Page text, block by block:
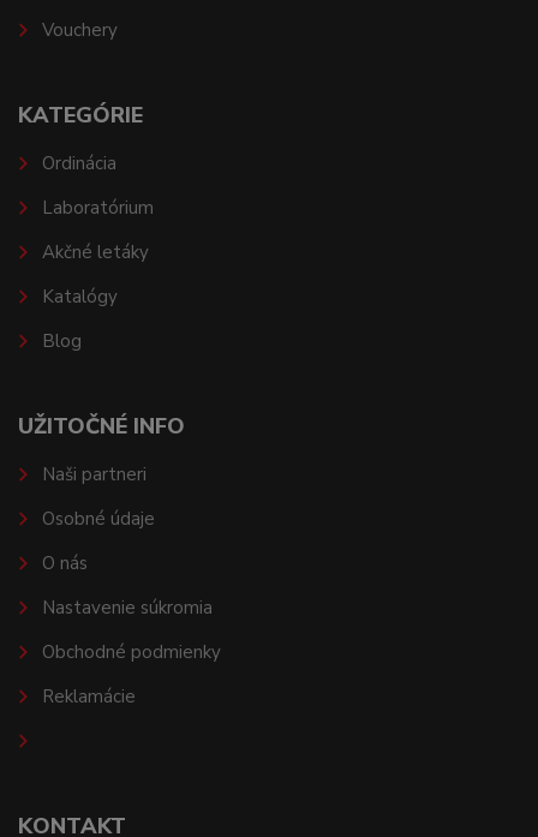
KONTAKT
Vouchery
KATEGÓRIE
Ordinácia
Laboratórium
Akčné letáky
Katalógy
Blog
UŽITOČNÉ INFO
Naši partneri
Osobné údaje
O nás
Nastavenie súkromia
Obchodné podmienky
Reklamácie